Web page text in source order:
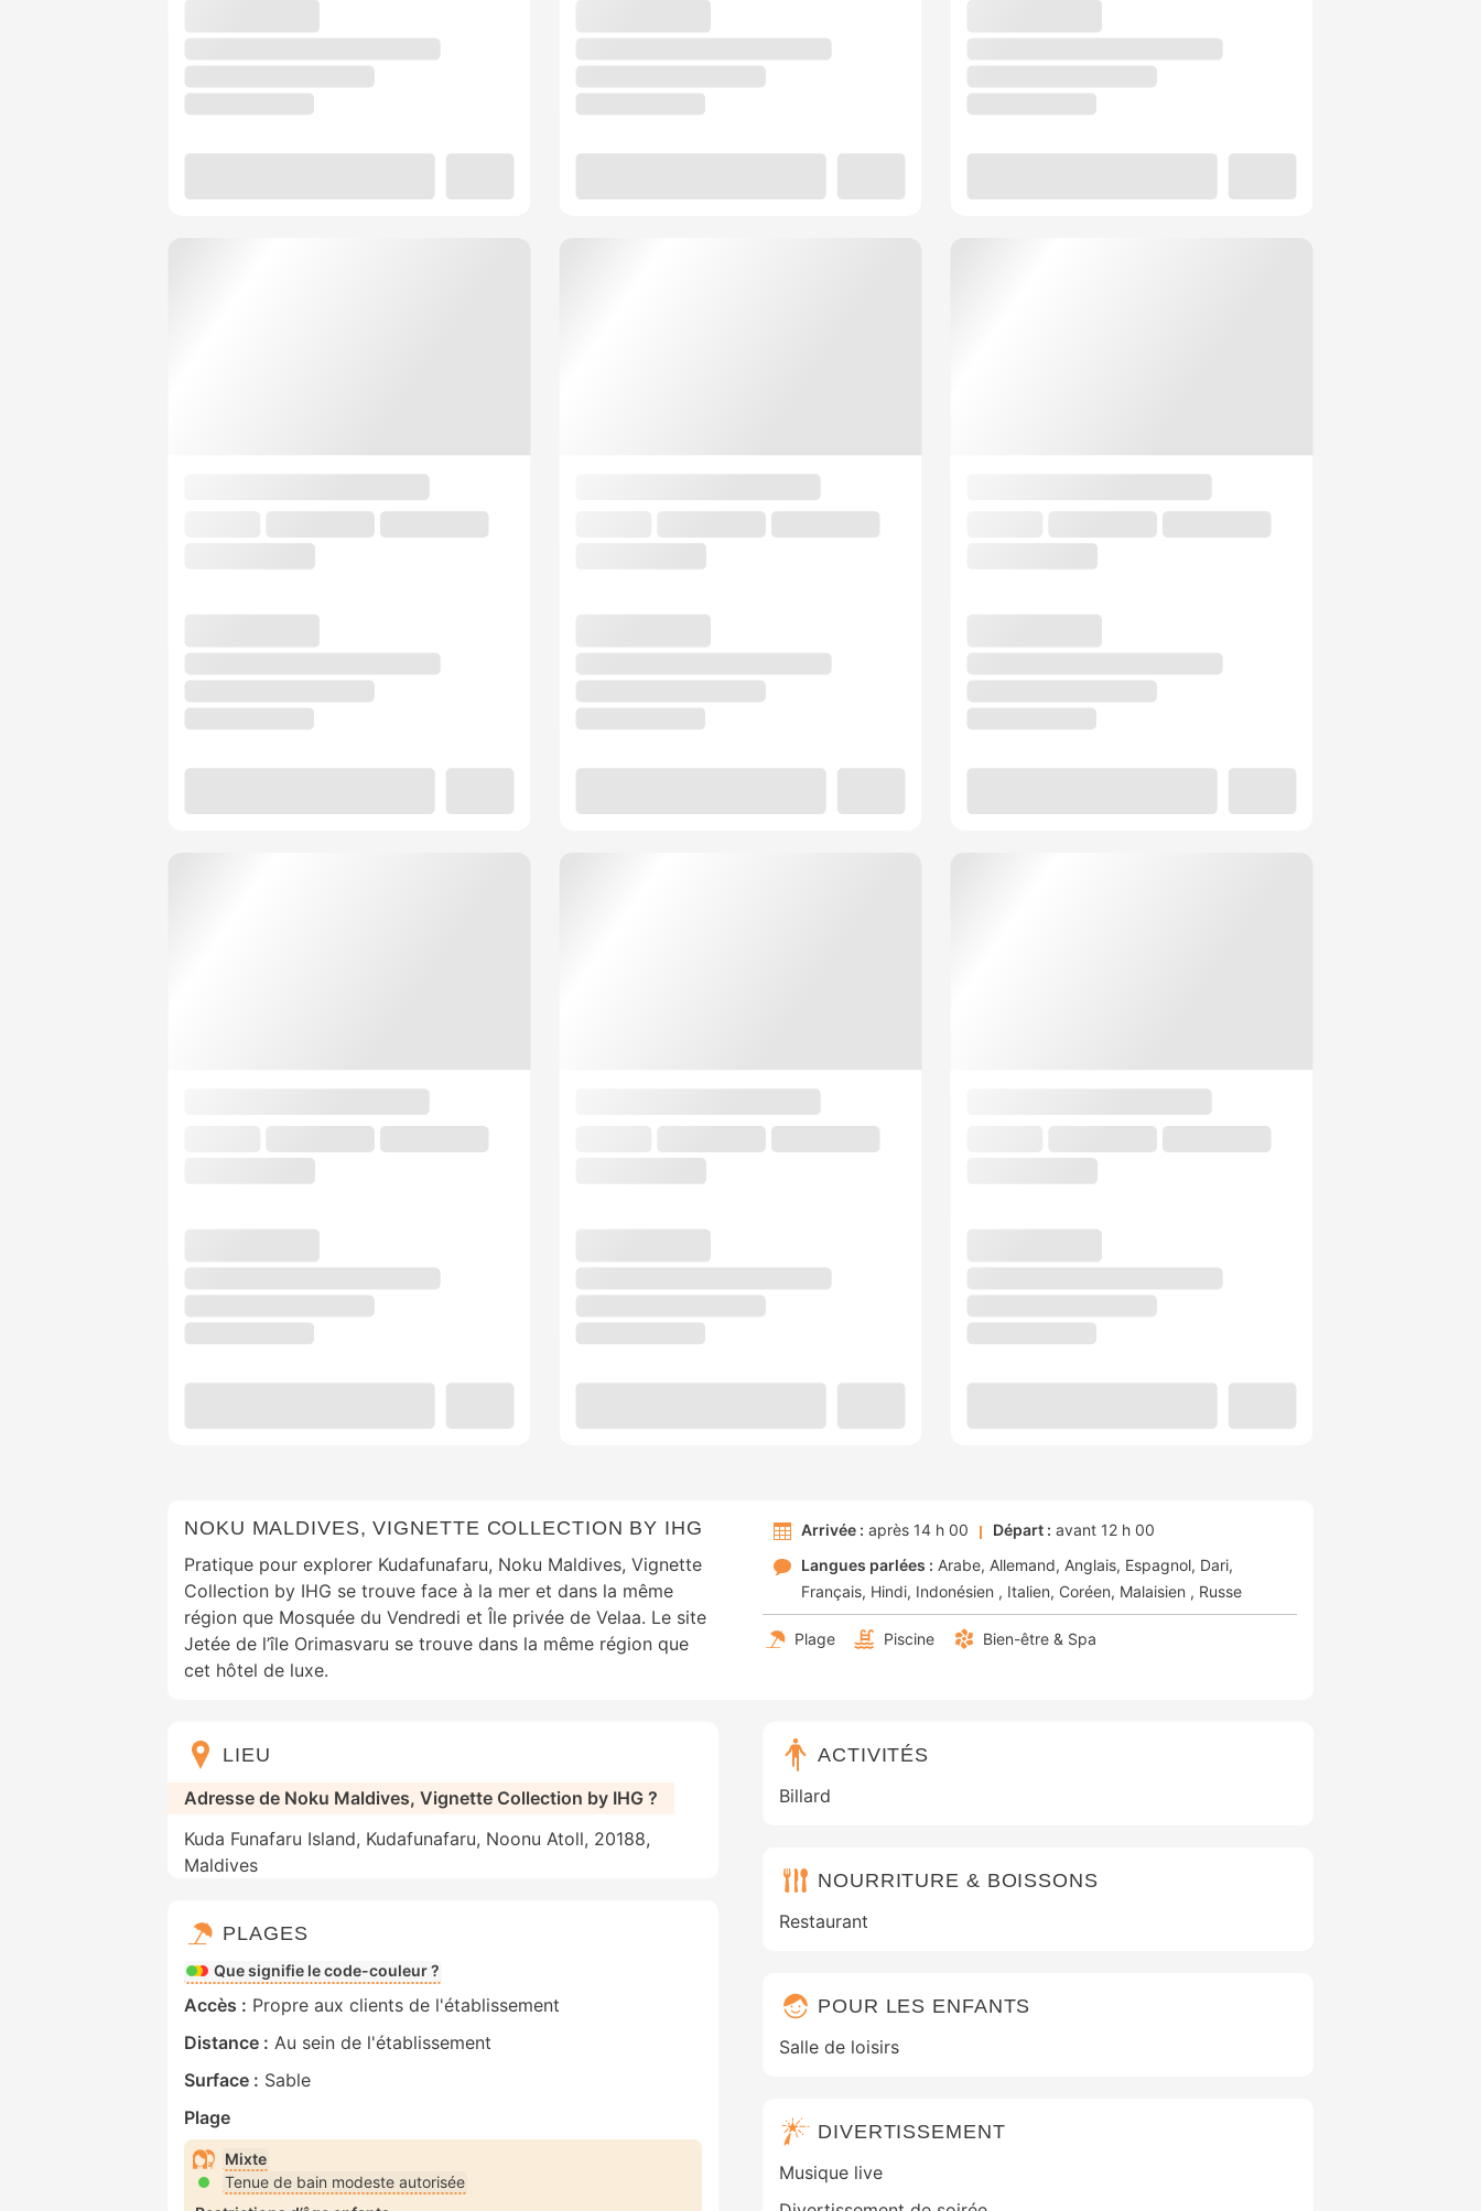
NOKU MALDIVES, VIGNETTE COLLECTION BY IHG
Pratique pour explorer Kudafunafaru, Noku Maldives, Vignette
Collection by IHG se trouve face à la mer et dans la même
région que Mosquée du Vendredi et Île privée de Velaa. Le site
Jetée de l’île Orimasvaru se trouve dans la même région que
cet hôtel de luxe.
Arrivée : après 14 h 00 Départ : avant 12 h 00
Langues parlées : Arabe Allemand Anglais Espagnol Dari
Français Hindi Indonésien Italien Coréen Malaisien Russe
Plage Piscine Bien-être & Spa
LIEU
Adresse de Noku Maldives, Vignette Collection by IHG ?
Kuda Funafaru Island, Kudafunafaru, Noonu Atoll, 20188,
Maldives
PLAGES
Que signifie le code-couleur ?
Accès : Propre aux clients de l'établissement
Distance : Au sein de l'établissement
Surface : Sable
Plage
Mixte
Tenue de bain modeste autorisée
ACTIVITÉS
Billard
NOURRITURE & BOISSONS
Restaurant
POUR LES ENFANTS
Salle de loisirs
DIVERTISSEMENT
Musique live